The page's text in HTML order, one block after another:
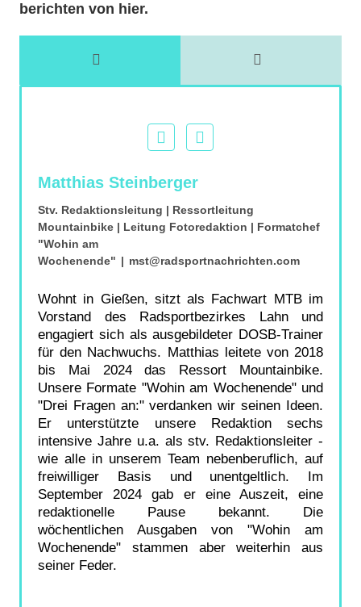
berichten von hier.
Matthias Steinberger
Stv. Redaktionsleitung | Ressortleitung
Mountainbike | Leitung Fotoredaktion | Formatchef
"Wohin am
Wochenende" | mst@radsportnachrichten.com
Wohnt in Gießen, sitzt als Fachwart MTB im
Vorstand des Radsportbezirkes Lahn und
engagiert sich als ausgebildeter DOSB-Trainer
für den Nachwuchs. Matthias leitete von 2018
bis Mai 2024 das Ressort Mountainbike.
Unsere Formate "Wohin am Wochenende" und
"Drei Fragen an:" verdanken wir seinen Ideen.
Er unterstützte unsere Redaktion sechs
intensive Jahre u.a. als stv. Redaktionsleiter -
wie alle in unserem Team nebenberuflich, auf
freiwilliger Basis und unentgeltlich. Im
September 2024 gab er eine Auszeit, eine
redaktionelle Pause bekannt. Die
wöchentlichen Ausgaben von "Wohin am
Wochenende" stammen aber weiterhin aus
seiner Feder.